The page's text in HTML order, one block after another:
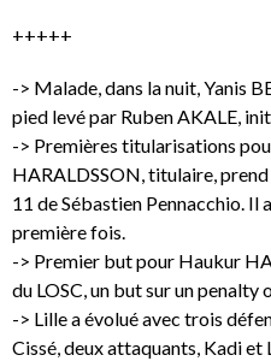
+++++
-> Malade, dans la nuit, Yanis
pied levé par Ruben AKALE,
-> Premières titularisations
HARALDSSON, titulaire, prend
11 de Sébastien Pennacchio. Il
première fois.
-> Premier but pour Haukur
du LOSC, un but sur un
-> Lille a évolué avec trois
Cissé, deux attaquants, Kadi et